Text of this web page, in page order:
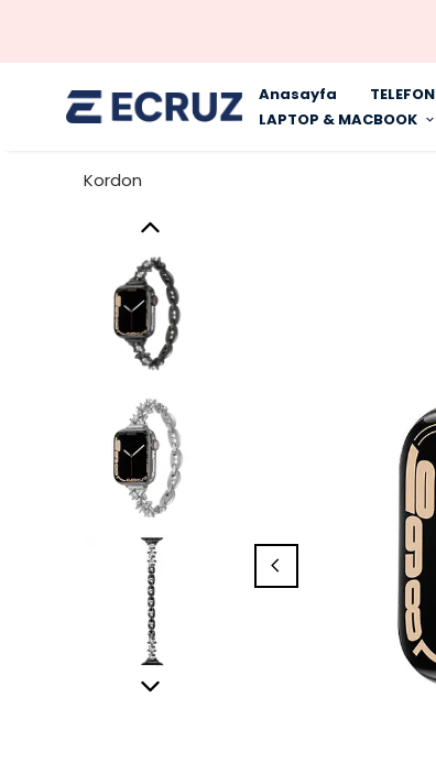
Anasayfa TELEFON
LAPTOP & MACBOOK
Kordon